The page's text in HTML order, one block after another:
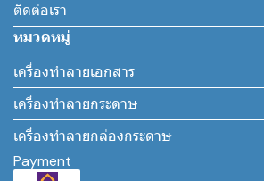
ติดต่อเรา
หมวดหมู่
เครื่องทำลายเอกสาร
เครื่องทำลายกระดาษ
เครื่องทำลายกล่องกระดาษ
Payment